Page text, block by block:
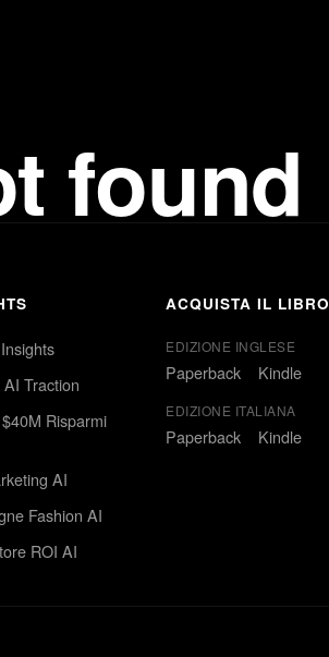
found
Traction
Risparmi
AI
Fashion AI
ROI AI
ACQUISTA IL LIBRO
EDIZIONE INGLESE
Paperback Kindle
EDIZIONE ITALIANA
Paperback Kindle